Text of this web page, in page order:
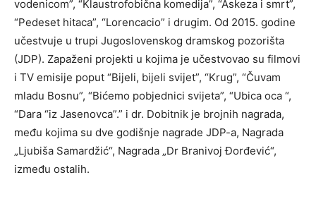
vodenicom”, “Klaustrofobična komedija”, “Askeza i smrt”,
“Pedeset hitaca”, “Lorencacio” i drugim. Od 2015. godine
učestvuje u trupi Jugoslovenskog dramskog pozorišta
(JDP). Zapaženi projekti u kojima je učestvovao su filmovi
i TV emisije poput “Bijeli, bijeli svijet”, “Krug”, “Čuvam
mladu Bosnu”, “Bićemo pobjednici svijeta”, “Ubica oca “,
“Dara “iz Jasenovca”.” i dr. Dobitnik je brojnih nagrada,
među kojima su dve godišnje nagrade JDP-a, Nagrada
„Ljubiša Samardžić“, Nagrada „Dr Branivoj Đorđević“,
između ostalih.